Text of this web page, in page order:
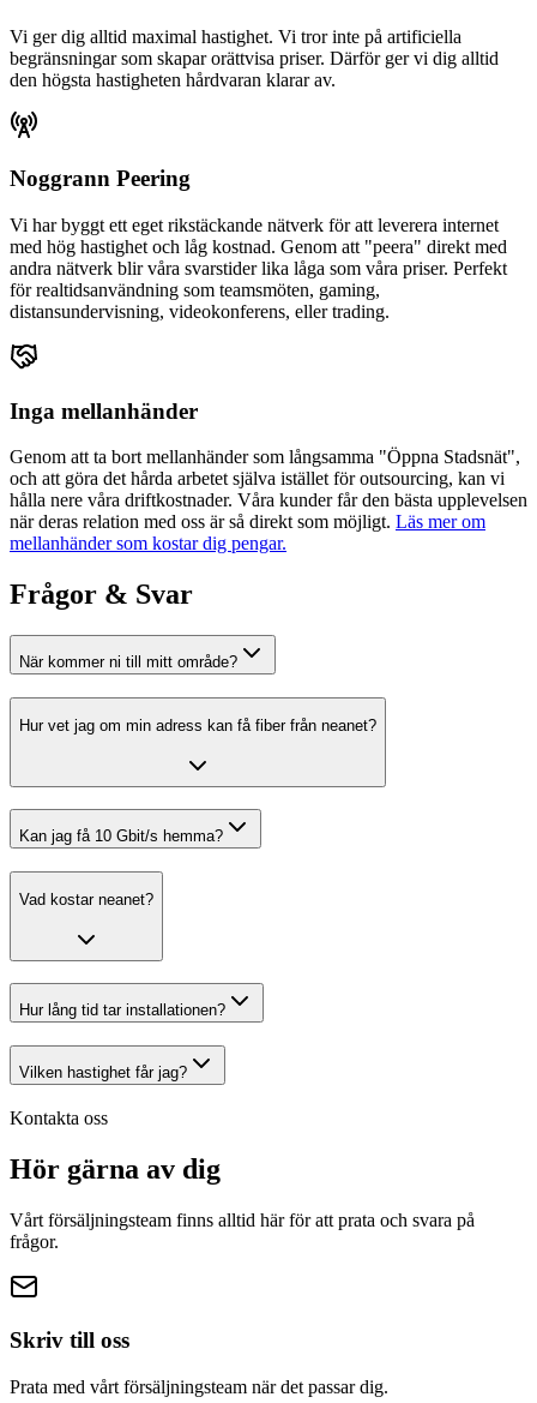
Vi ger dig alltid maximal hastighet. Vi tror inte på artificiella
begränsningar som skapar orättvisa priser. Därför ger vi dig alltid
den högsta hastigheten hårdvaran klarar av.
Noggrann Peering
Vi har byggt ett eget rikstäckande nätverk för att leverera internet
med hög hastighet och låg kostnad. Genom att "peera" direkt med
andra nätverk blir våra svarstider lika låga som våra priser. Perfekt
för realtidsanvändning som teamsmöten, gaming,
distansundervisning, videokonferens, eller trading.
Inga mellanhänder
Genom att ta bort mellanhänder som långsamma "Öppna Stadsnät",
och att göra det hårda arbetet själva istället för outsourcing, kan vi
hålla nere våra driftkostnader. Våra kunder får den bästa upplevelsen
när deras relation med oss är så direkt som möjligt. Läs mer om
mellanhänder som kostar dig pengar.
Frågor & Svar
När kommer ni till mitt område?
Hur vet jag om min adress kan få fiber från neanet?
Kan jag få 10 Gbit/s hemma?
Vad kostar neanet?
Hur lång tid tar installationen?
Vilken hastighet får jag?
Kontakta oss
Hör gärna av dig
Vårt försäljningsteam finns alltid här för att prata och svara på
frågor.
Skriv till oss
Prata med vårt försäljningsteam när det passar dig.